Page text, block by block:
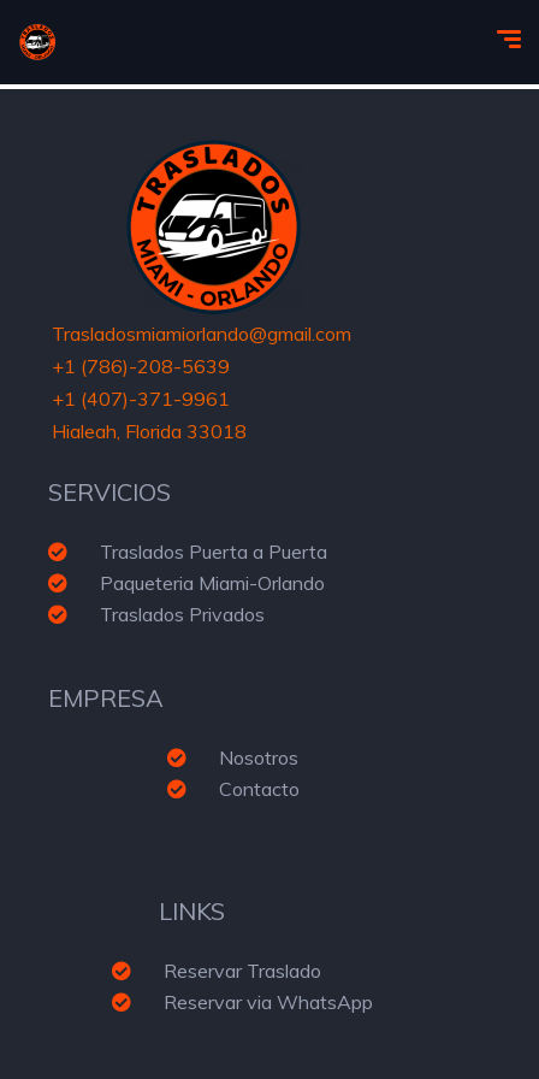
Trasladosmiamiorlando@gmail.com
+1 (786)-208-5639
+1 (407)-371-9961
Hialeah, Florida 33018
SERVICIOS
Traslados Puerta a Puerta
Paqueteria Miami-Orlando
Traslados Privados
EMPRESA
Nosotros
Contacto
LINKS
Reservar Traslado
Reservar via WhatsApp